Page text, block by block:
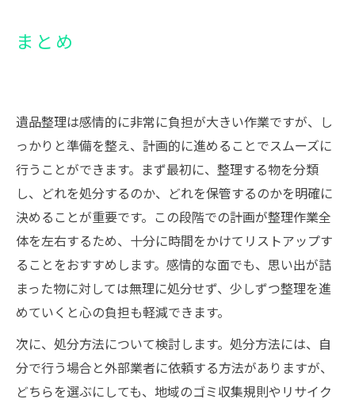
まとめ
遺品整理は感情的に非常に負担が大きい作業ですが、し
っかりと準備を整え、計画的に進めることでスムーズに
行うことができます。まず最初に、整理する物を分類
し、どれを処分するのか、どれを保管するのかを明確に
決めることが重要です。この段階での計画が整理作業全
体を左右するため、十分に時間をかけてリストアップす
ることをおすすめします。感情的な面でも、思い出が詰
まった物に対しては無理に処分せず、少しずつ整理を進
めていくと心の負担も軽減できます。
次に、処分方法について検討します。処分方法には、自
分で行う場合と外部業者に依頼する方法がありますが、
どちらを選ぶにしても、地域のゴミ収集規則やリサイク